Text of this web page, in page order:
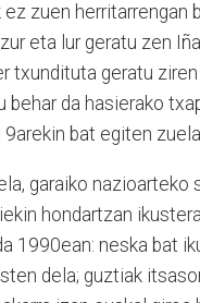
zuen herritarrengan
eta lur geratu zen
txundituta geratu
behar da hasierako
9arekin bat egiten
garaiko
hondartzan
1990ean: neska bat
dela; guztiak